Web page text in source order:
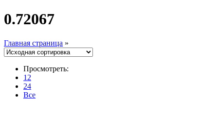
0.72067
Главная страница »
Просмотреть:
12
24
Все